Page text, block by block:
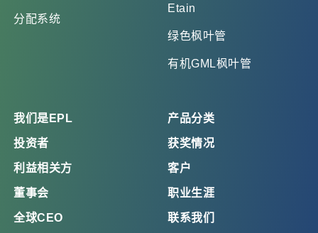
分配系统
Etain
绿色枫叶管
有机GML枫叶管
我们是EPL
投资者
利益相关方
董事会
全球CEO
产品分类
获奖情况
客户
职业生涯
联系我们